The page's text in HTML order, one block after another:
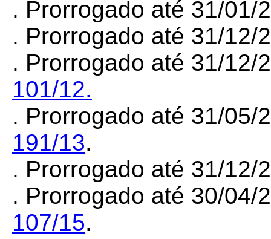
. Prorrogado até 31/
. Prorrogado até 31/12/
. Prorrogado até 31/12/
101/12.
. Prorrogado até 31/05/
191/13.
. Prorrogado até 31/
. Prorrogado até 30/04/
107/15.